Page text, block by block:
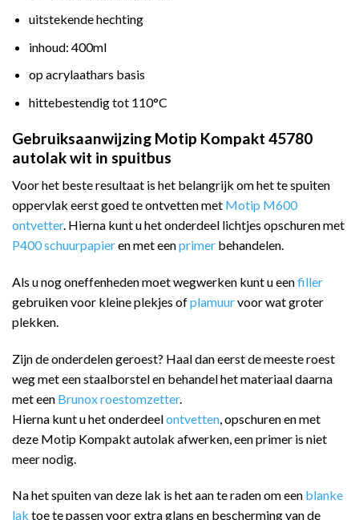
uitstekende hechting
inhoud: 400ml
op acrylaathars basis
hittebestendig tot 110°C
Gebruiksaanwijzing Motip Kompakt 45780
autolak wit in spuitbus
Voor het beste resultaat is het belangrijk om het te spuiten
oppervlak eerst goed te ontvetten met Motip M600
ontvetter. Hierna kunt u het onderdeel lichtjes opschuren met
P400 schuurpapieren met eenprimer behandelen.
Als u nog oneffenheden moet wegwerken kunt u eenfiller
gebruiken voor kleine plekjes ofplamuurvoor wat groter
plekken.
Zijn de onderdelen geroest? Haal dan eerst de meeste roest
weg met een staalborstel en behandel het materiaal daarna
met een Brunox roestomzetter.
Hierna kunt u het onderdeelontvetten , opschuren en met
deze Motip Kompakt autolak afwerken, een primer is niet
meer nodig.
Na het spuiten van deze lak is het aan te raden om een blanke
lak toe te passen voor extra glans en bescherming van de